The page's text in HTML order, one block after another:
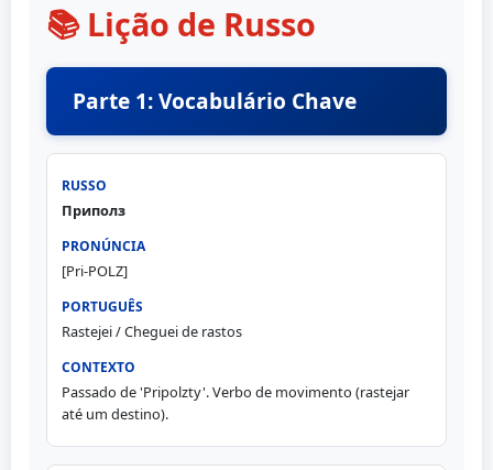
📚 Lição de Russo
Parte 1: Vocabulário Chave
Приполз
[Pri-POLZ]
Rastejei / Cheguei de rastos
Passado de 'Pripolzty'. Verbo de movimento (rastejar
até um destino).